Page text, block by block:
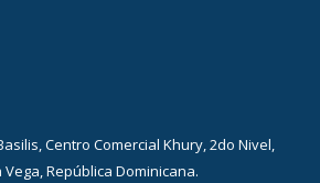
Centro Comercial Khury, 2do Nivel,
Vega, República Dominicana.